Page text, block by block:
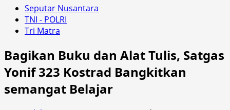
Seputar Nusantara
TNI - POLRI
Tri Matra
Bagikan Buku dan Alat Tulis, Satgas
Yonif 323 Kostrad Bangkitkan
semangat Belajar